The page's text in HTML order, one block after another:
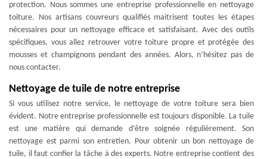
protection. Nous sommes une entreprise professionnelle en nettoyage
toiture. Nos artisans couvreurs qualifiés maitrisent toutes les étapes
nécessaires pour un nettoyage efficace et satisfaisant. Avec des outils
spécifiques, vous allez retrouver votre toiture propre et protégée des
mousses et champignons pendant des années. Alors, n’hésitez pas de
nous contacter.
Nettoyage de tuile de notre entreprise
Si vous utilisez notre service, le nettoyage de votre toiture sera bien
évident. Notre entreprise professionnelle est toujours disponible. La tuile
est une matière qui demande d’être soignée régulièrement. Son
nettoyage est parmi son entretien. Pour obtenir un bon nettoyage de
tuile, il faut confier la tâche à des experts. Notre entreprise contient des